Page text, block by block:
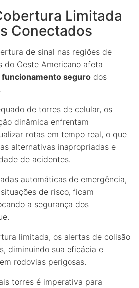
Limitada
Conectados
de sinal nas regiões de
do Oeste Americano afeta
funcionamento seguro dos
de torres de celular, os
dinâmica enfrentam
rotas em tempo real, o que
alternativas inapropriadas e
de acidentes.
automáticas de emergência,
de risco, ficam
a segurança dos
limitada, os alertas de colisão
diminuindo sua eficácia e
rodovias perigosas.
torres é imperativa para